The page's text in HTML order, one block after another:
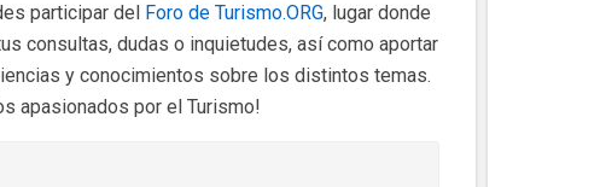
participar del Foro de Turismo.ORG, lugar donde
consultas, dudas o inquietudes, así como aportar
y conocimientos sobre los distintos temas.
apasionados por el Turismo!